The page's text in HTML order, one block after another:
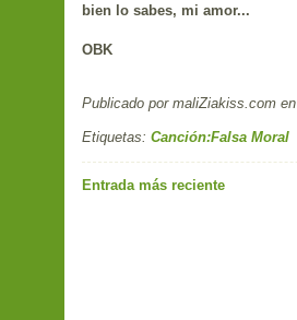
bien lo sabes, mi amor...
OBK
Publicado por maliZiakiss.com en
Etiquetas: Canción:Falsa Moral
Entrada más reciente